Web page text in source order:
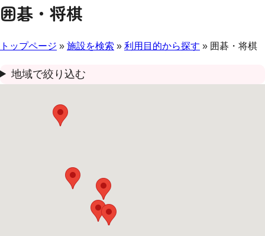
囲碁・将棋
トップページ » 施設を検索 » 利用目的から探す » 囲碁・将棋
地域で絞り込む